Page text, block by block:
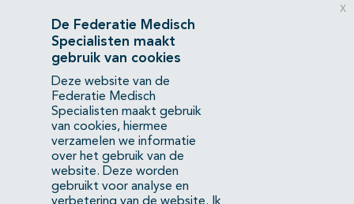
Privacyverklaring
Contact
Mercatorlaan 1200
3528 BL Utrecht
(088) 505 34 34
info@richtlijnendatabase.nl
YouTubeLinkedIn
De Federatie Medisch
Specialisten maakt
gebruik van cookies
Deze website van de
Federatie Medisch
Specialisten maakt gebruik
van cookies, hiermee
verzamelen we informatie
over het gebruik van de
website. Deze worden
gebruikt voor analyse en
x